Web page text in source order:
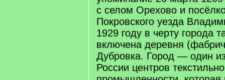
с селом Орехово и
Покровского уезда
1929 году в черту города
включена деревня
Дубровка. Город — один
России центров